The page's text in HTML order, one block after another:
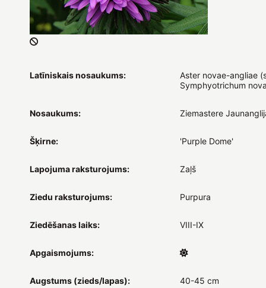
Latīniskais nosaukums:
Aster novae-angliae
Symphyotrichum
Nosaukums: Ziemastere
Šķirne: 'Purple Dome'
Lapojuma raksturojums: Zaļš
Ziedu raksturojums: Purpura
Ziedēšanas laiks: VIII-IX
Apgaismojums:
Augstums (zieds/lapas): 40-45 cm